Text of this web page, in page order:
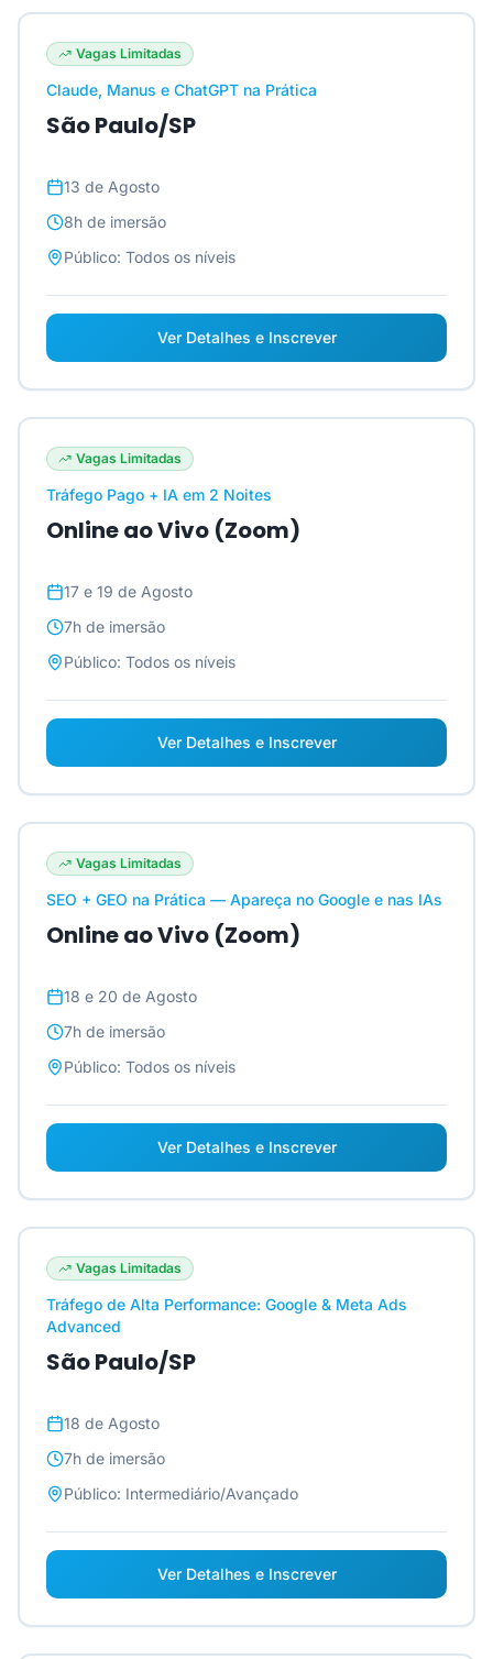
Vagas Limitadas
Claude, Manus e ChatGPT na Prática
São Paulo/SP
13 de Agosto
8h de imersão
Público: Todos os níveis
Ver Detalhes e Inscrever
Vagas Limitadas
Tráfego Pago + IA em 2 Noites
Online ao Vivo (Zoom)
17 e 19 de Agosto
7h de imersão
Público: Todos os níveis
Ver Detalhes e Inscrever
Vagas Limitadas
SEO + GEO na Prática — Apareça no Google e nas IAs
Online ao Vivo (Zoom)
18 e 20 de Agosto
7h de imersão
Público: Todos os níveis
Ver Detalhes e Inscrever
Vagas Limitadas
Tráfego de Alta Performance: Google & Meta Ads
Advanced
São Paulo/SP
18 de Agosto
7h de imersão
Público: Intermediário/Avançado
Ver Detalhes e Inscrever